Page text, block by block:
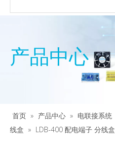
产品中心
首页 » 产品中心 » 电联接系统
线盒 » LDB-400 配电端子 分线盒